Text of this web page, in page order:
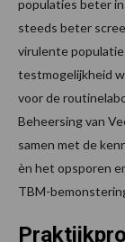
populaties beter
steeds beter
virulente
testmogelijkheid
voor de
Beheersing van
samen met de
èn het opsporen
TBM-